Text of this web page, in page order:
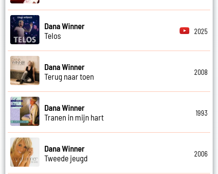
Dana Winner
Telos
2025
Dana Winner
Terug naar toen
2008
Dana Winner
Tranen in mijn hart
1993
Dana Winner
Tweede jeugd
2006